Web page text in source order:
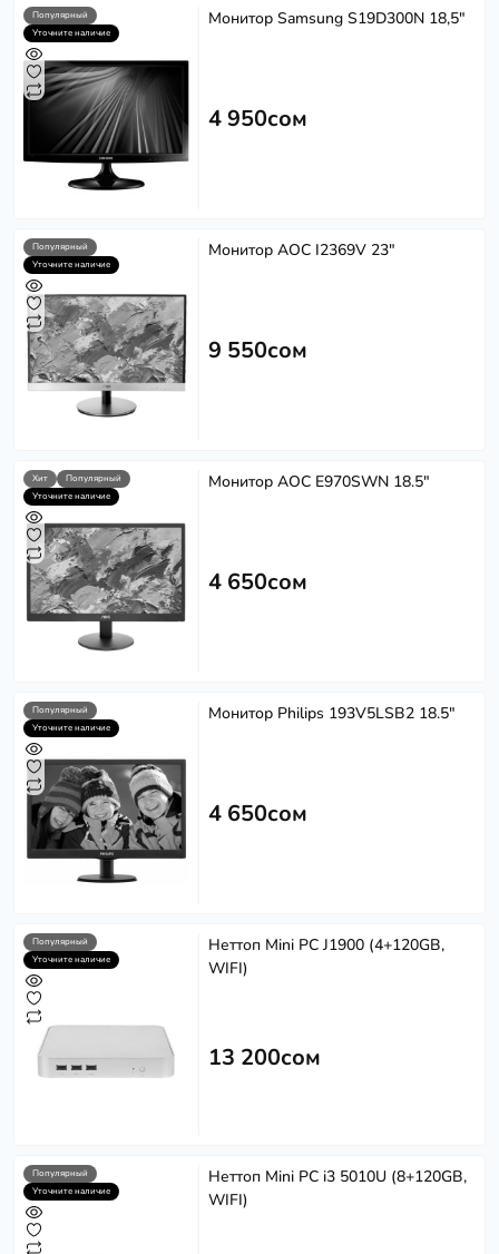
Популярный
Уточните наличие
Монитор Samsung S19D300N 18,5"
4 950сом
Популярный
Уточните наличие
Монитор AOC I2369V 23"
9 550сом
Хит
Популярный
Уточните наличие
Монитор AOC E970SWN 18.5"
4 650сом
Популярный
Уточните наличие
Монитор Philips 193V5LSB2 18.5"
4 650сом
Популярный
Уточните наличие
Неттоп Mini PC J1900 (4+120GB,
WIFI)
13 200сом
Популярный
Уточните наличие
Неттоп Mini PC i3 5010U (8+120GB,
WIFI)